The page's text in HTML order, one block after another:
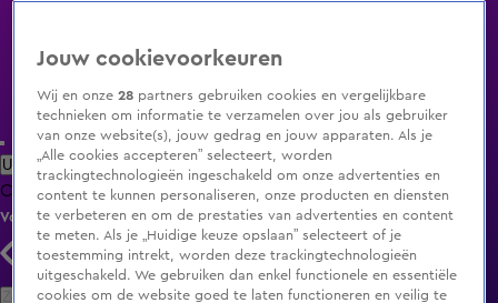
Uitzending Gemist Populaire programma's Zenders Genres
ClipsFilmsRadioSmart TV inlogShop
Volg KIJK
Zoeken
Jouw cookievoorkeuren
Wij en onze28 partners gebruiken cookies en vergelijkbare
technieken om informatie te verzamelen over jou als gebruiker
van onze website(s), jouw gedrag en jouw apparaten. Als je
„Alle cookies accepteren” selecteert, worden
trackingtechnologieën ingeschakeld om onze advertenties en
content te kunnen personaliseren, onze producten en diensten
te verbeteren en om de prestaties van advertenties en content
te meten. Als je „Huidige keuze opslaan” selecteert of je
toestemming intrekt, worden deze trackingtechnologieën
uitgeschakeld. We gebruiken dan enkel functionele en essentiële
cookies om de website goed te laten functioneren en veilig te